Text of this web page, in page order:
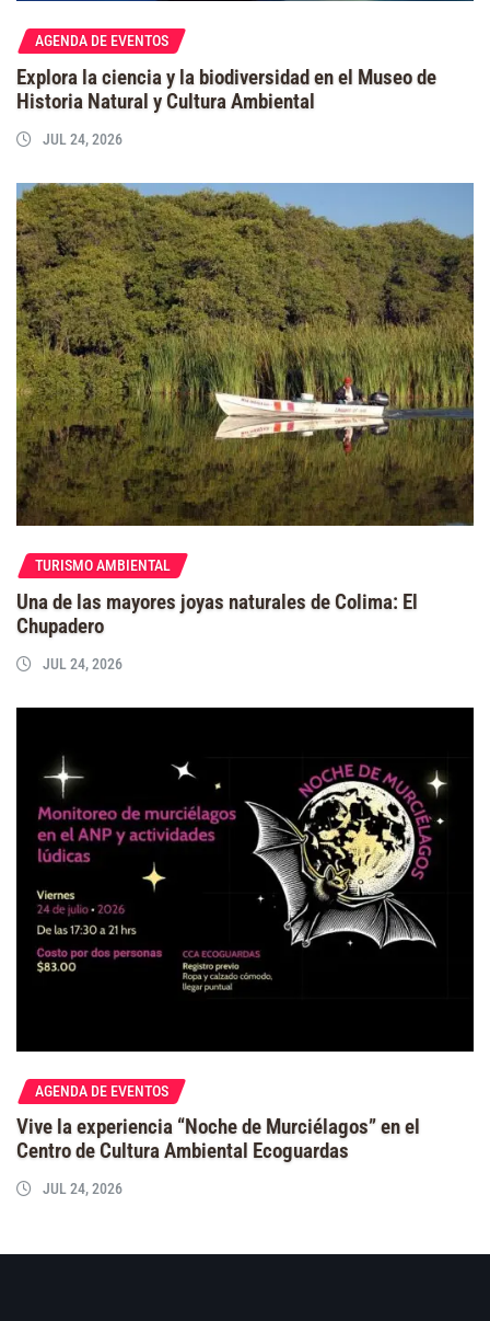
AGENDA DE EVENTOS
Explora la ciencia y la biodiversidad en el Museo de
Historia Natural y Cultura Ambiental
JUL 24, 2026
TURISMO AMBIENTAL
Una de las mayores joyas naturales de Colima: El
Chupadero
JUL 24, 2026
AGENDA DE EVENTOS
Vive la experiencia “Noche de Murciélagos” en el
Centro de Cultura Ambiental Ecoguardas
JUL 24, 2026